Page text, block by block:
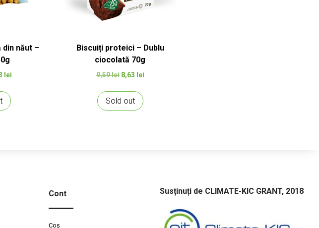
năut –
lei
Biscuiți proteici – Dublu
ciocolată 70g
9,59lei Prețul
a
fost:
8,63 leiPrețul
Sold out
Cont
Coș
Susținuți de CLIMATE-KIC GRANT, 2018